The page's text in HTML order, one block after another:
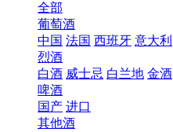
全部
葡萄酒
中国 法国 西班牙 意大利
烈酒
白酒 威士忌 白兰地 金酒
啤酒
国产 进口
其他酒